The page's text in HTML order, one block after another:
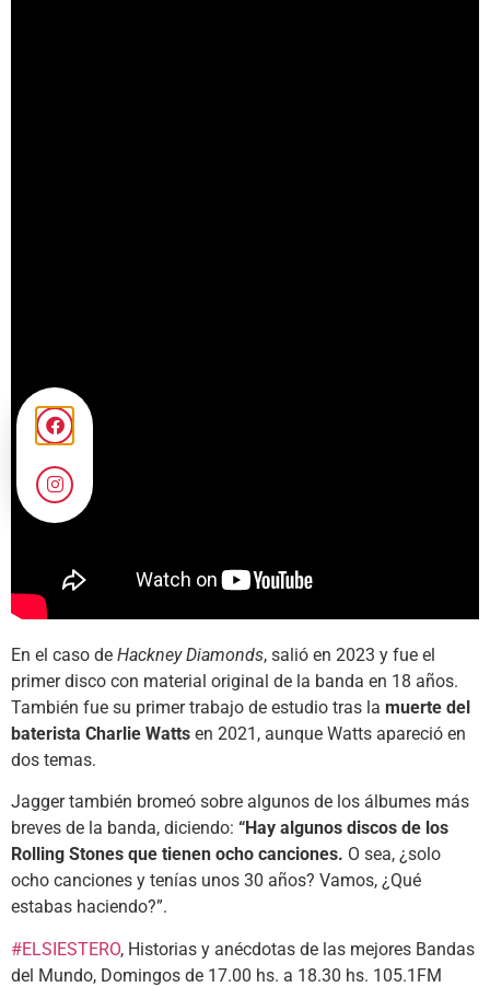
En el caso de Hackney Diamonds, salió en 2023 y fue el
primer disco con material original de la banda en 18 años.
También fue su primer trabajo de estudio tras la muerte del
baterista Charlie Watts en 2021, aunque Watts apareció en
dos temas.
Jagger también bromeó sobre algunos de los álbumes más
breves de la banda, diciendo: “Hay algunos discos de los
Rolling Stones que tienen ocho canciones. O sea, ¿solo
ocho canciones y tenías unos 30 años? Vamos, ¿Qué
estabas haciendo?”.
#ELSIESTERO, Historias y anécdotas de las mejores Bandas
del Mundo, Domingos de 17.00 hs. a 18.30 hs. 105.1FM